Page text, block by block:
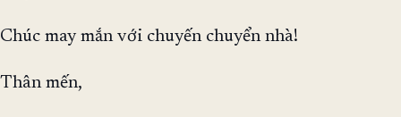
Chúc may mắn với chuyến chuyển nhà!
Thân mến,